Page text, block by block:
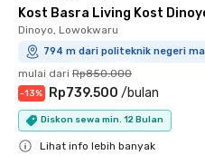
Kost Basra Living Kost
Dinoyo, Lowokwaru
794 m dari politeknik negeri
mulai dari Rp850.000
-13% Rp739.500 /bulan
Diskon sewa min. 12 Bulan
Lihat info lebih banyak